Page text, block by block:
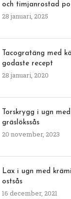
och timjanrostad
28 januari, 2025
Tacogratäng med
godaste recept
28 januari, 2020
Torskrygg i ugn
gräslökssås
20 november, 2023
Lax i ugn med
ostsås
16 december, 2021